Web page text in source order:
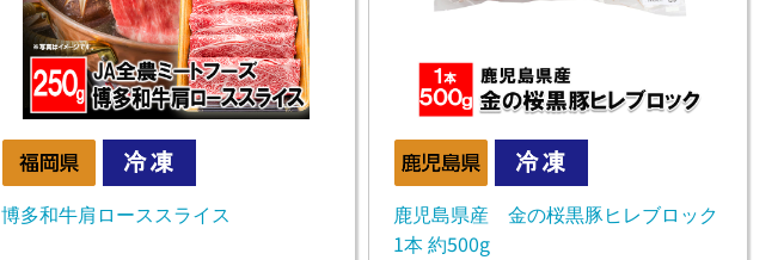
博多和牛肩ローススライス
鹿児島県産 金の桜黒豚ヒレブロック
1本 約500g